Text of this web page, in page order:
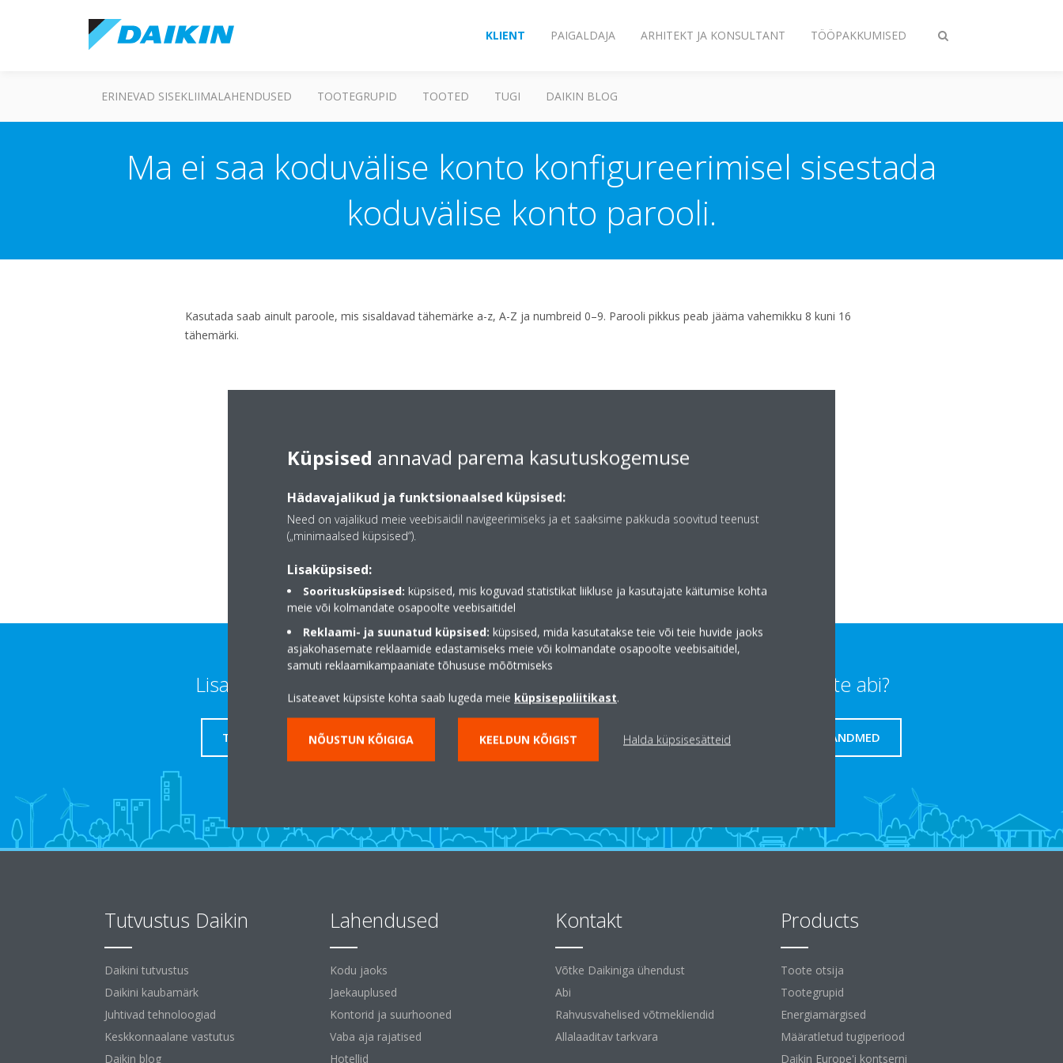
Lülitage
KLIENT PAIGALDAJA ARHITEKT JA KONSULTANT TÖÖPAKKUMISED
ERINEVAD SISEKLIIMALAHENDUSED TOOTEGRUPID TOOTED TUGI DAIKIN BLOG
Ma ei saa koduvälise konto konfigureerimisel sisestada
koduvälise konto parooli.
Kasutada saab ainult paroole, mis sisaldavad tähemärke a-z, A-Z ja numbreid 0–9. Parooli pikkus peab jääma vahemikku 8 kuni 16
tähemärki.
Lisateave
TUGI
Kas vajate abi?
KONTAKTANDMED
Tutvustus Daikin
Daikini tutvustus
Daikini kaubamärk
Juhtivad tehnoloogiad
Keskkonnaalane vastutus
Daikin blog
Lahendused
Kodu jaoks
Jaekauplused
Kontorid ja suurhooned
Vaba aja rajatised
Hotellid
Kontakt
Võtke Daikiniga ühendust
Abi
Rahvusvahelised võtmekliendid
Allalaaditav tarkvara
Products
Toote otsija
Tootegrupid
Energiamärgised
Määratletud tugiperiood
Daikin Europe'i kontserni
Küpsised annavad parema kasutuskogemuse
Hädavajalikud ja funktsionaalsed küpsised:
Need on vajalikud meie veebisaidil navigeerimiseks ja et saaksime pakkuda soovitud teenust
(„minimaalsed küpsised“).
Lisaküpsised:
Sooritusküpsised: küpsised, mis koguvad statistikat liikluse ja kasutajate käitumise kohta
meie või kolmandate osapoolte veebisaitidel
Reklaami- ja suunatud küpsised: küpsised, mida kasutatakse teie või teie huvide jaoks
asjakohasemate reklaamide edastamiseks meie või kolmandate osapoolte veebisaitidel,
samuti reklaamikampaaniate tõhususe mõõtmiseks
Lisateavet küpsiste kohta saab lugeda meie küpsisepoliitikast.
NÕUSTUN KÕIGIGA KEELDUN KÕIGIST Halda küpsisesätteid